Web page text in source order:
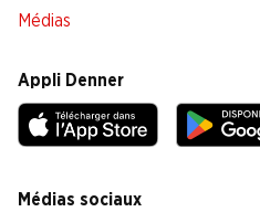
Médias
Appli Denner
Médias sociaux